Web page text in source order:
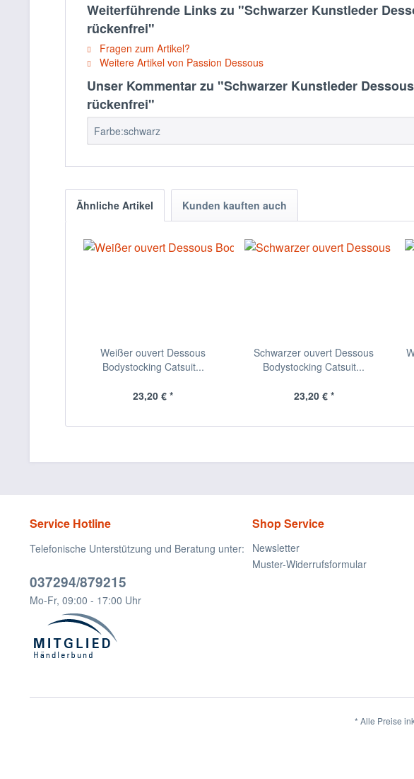
Weiterführende Links zu "Schwarzer Kunstleder
rückenfrei"
Fragen zum Artikel?
Weitere Artikel von Passion Dessous
Unser Kommentar zu "Schwarzer Kunstleder
rückenfrei"
Farbe:schwarz
Ähnliche Artikel Kunden kauften auch
Weißer ouvert Dessous
Bodystocking Catsuit...
23,20 € *
Schwarzer ouvert Dessous
Bodystocking Catsuit...
23,20 € *
Service Hotline
Telefonische Unterstützung und Beratung unter:
037294/879215
Mo-Fr, 09:00 - 17:00 Uhr
Shop Service
Newsletter
Muster-Widerrufsformular
* Alle Preise